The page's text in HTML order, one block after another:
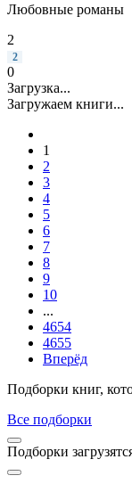
Любовные романы
2
2
0
Загрузка...
Загружаем книги...
1
2
3
4
5
6
7
8
9
10
...
4654
4655
Вперёд
Подборки книг,
Все подборки
Подборки